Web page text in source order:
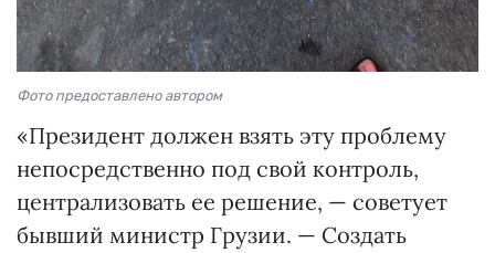
Фото предоставлено автором
«Президент должен взять эту проблему
непосредственно под свой контроль,
централизовать ее решение, — советует
бывший министр Грузии. — Создать